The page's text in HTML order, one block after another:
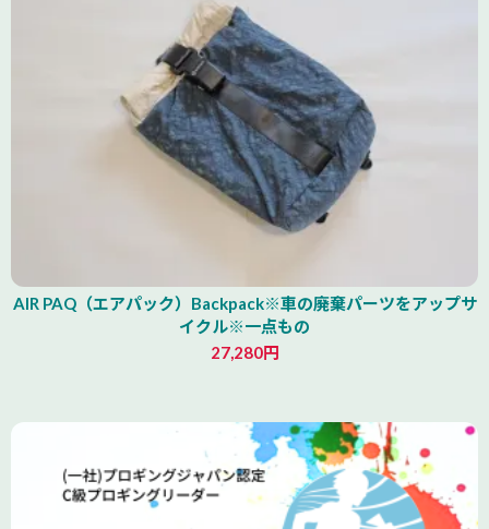
AIR PAQ（エアパック）Backpack※車の廃棄パーツをアップサ
イクル※一点もの
27,280円